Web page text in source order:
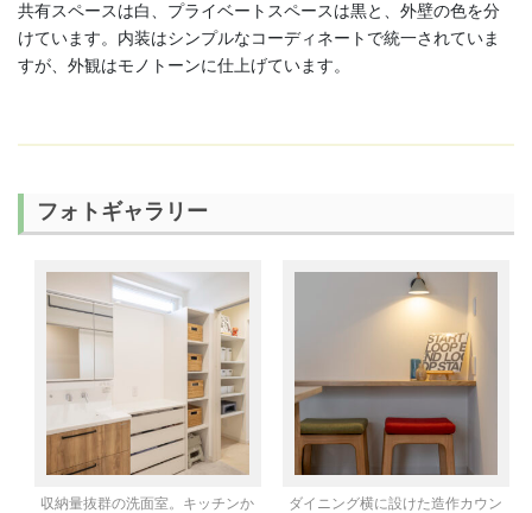
共有スペースは白、プライベートスペースは黒と、外壁の色を分
けています。内装はシンプルなコーディネートで統一されていま
すが、外観はモノトーンに仕上げています。
フォトギャラリー
収納量抜群の洗面室。キッチンか
ダイニング横に設けた造作カウン